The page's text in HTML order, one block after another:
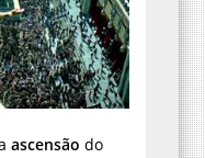
ascensão do